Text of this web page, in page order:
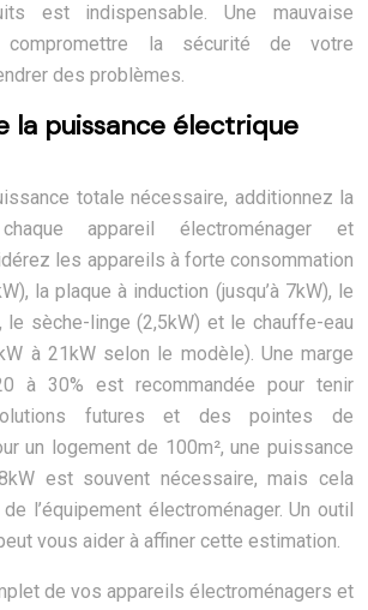
est indispensable. Une mauvaise
compromettre la sécurité de votre
des problèmes.
la puissance électrique
totale nécessaire, additionnez la
appareil électroménager et
les appareils à forte consommation
la plaque à induction (jusqu’à 7kW), le
le sèche-linge (2,5kW) et le chauffe-eau
à 21kW selon le modèle). Une marge
à 30% est recommandée pour tenir
futures et des pointes de
un logement de 100m², une puissance
est souvent nécessaire, mais cela
l’équipement électroménager. Un outil
vous aider à affiner cette estimation.
de vos appareils électroménagers et